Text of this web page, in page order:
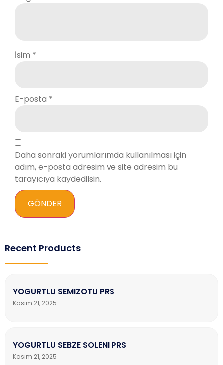
İsim *
E-posta *
Daha sonraki yorumlarımda kullanılması için
adım, e-posta adresim ve site adresim bu
tarayıcıya kaydedilsin.
Recent Products
YOGURTLU SEMIZOTU PRS
Kasım 21, 2025
YOGURTLU SEBZE SOLENI PRS
Kasım 21, 2025